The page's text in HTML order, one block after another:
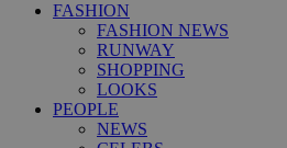
FASHION
FASHION NEWS
RUNWAY
SHOPPING
LOOKS
PEOPLE
NEWS